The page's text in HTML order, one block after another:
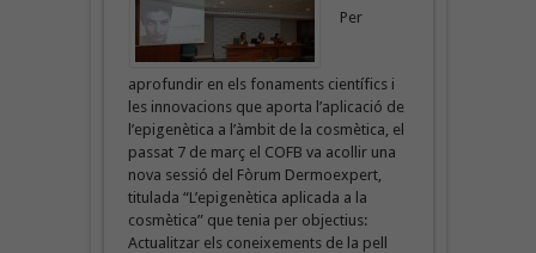
Per
aprofundir en els fonaments científics i
les innovacions que aporta l’aplicació de
l’epigenètica a l’àmbit de la cosmètica, el
passat 7 de març el COFB va acollir una
nova sessió del Fòrum Dermoexpert,
titulada “L’epigenètica aplicada a la
cosmètica” que tenia per objectius:
Actualitzar els coneixements de la pell